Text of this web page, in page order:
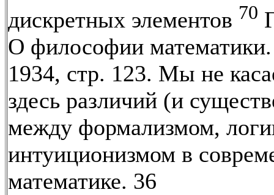
дискретных элементов 70
О философии
1934, стр. 123. Мы не
здесь различий (и
между формализмом,
интуиционизмом в
математике. 36